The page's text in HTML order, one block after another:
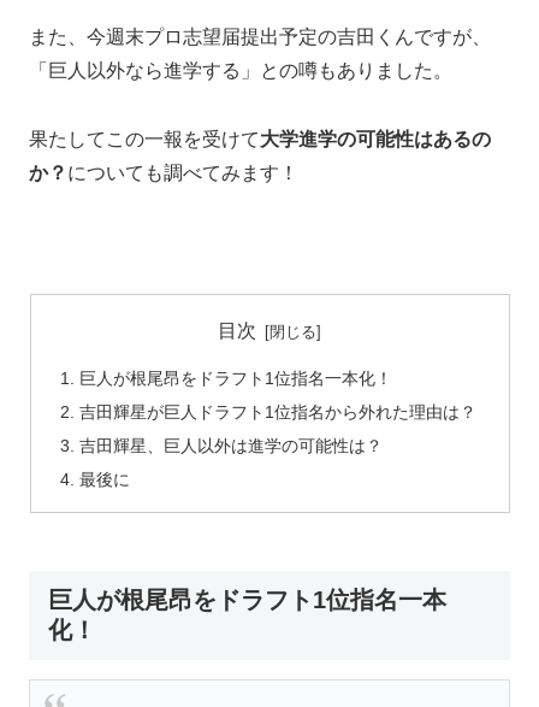
また、今週末プロ志望届提出予定の吉田くんですが、
「巨人以外なら進学する」との噂もありました。
果たしてこの一報を受けて大学進学の可能性はあるの
か？ についても調べてみます！
目次
巨人が根尾昂をドラフト1位指名一本化！
吉田輝星が巨人ドラフト1位指名から外れた理由は？
吉田輝星、巨人以外は進学の可能性は？
最後に
巨人が根尾昂をドラフト1位指名一本
化！